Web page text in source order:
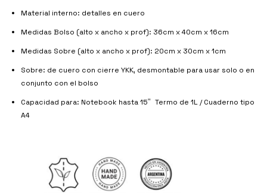
Material interno: detalles en cuero
Medidas Bolso (alto x ancho x prof): 36cm x 40cm x 16cm
Medidas Sobre (alto x ancho x prof): 20cm x 30cm x 1cm
Sobre: de cuero con cierre YKK, desmontable para usar solo o en
conjunto con el bolso
Capacidad para: Notebook hasta 15" Termo de 1L / Cuaderno tipo
A4